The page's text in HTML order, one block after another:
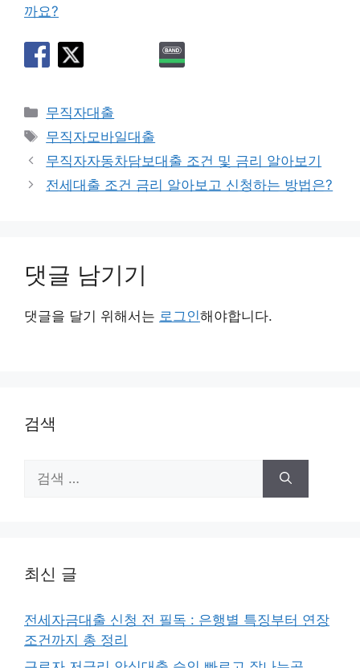
까요?
카
테
리
무직자대출
태
그
무직자모바일대출
무직자자동차담보대출 조건 및 금리 알아보기
전세대출 조건 금리 알아보고 신청하는 방법은?
댓글 남기기
댓글을 달기 위해서는 로그인해야합니다.
검색
색:
최신 글
전세자금대출 신청 전 필독 : 은행별 특징부터 연장
조건까지 총 정리